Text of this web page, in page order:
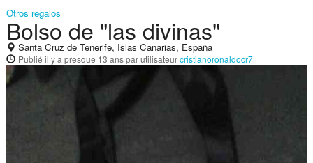
Otros regalos
Bolso de "las divinas"
Santa Cruz de Tenerife, Islas Canarias, España
Publié il y a presque 13 anspar utilisateurcristianoronaldocr7